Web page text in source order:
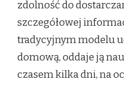
zdolność do
szczegółowej
tradycyjnym modelu
domową, oddaje ją
czasem kilka dni, na